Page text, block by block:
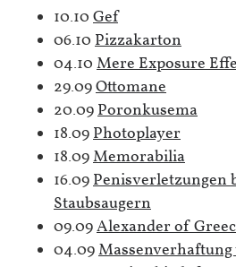
10.10 Gef
06.10 Pizzakarton
04.10 Mere Exposure
29.09Ottomane
20.09Poronkusema
18.09Photoplayer
18.09Memorabilia
16.09Penisverletzungen
Staubsaugern
09.09Alexander of
04.09